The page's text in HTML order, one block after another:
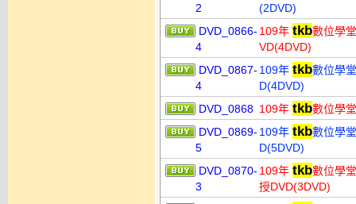
2
(2DVD)
DVD_0866-
4
109年 tkb數位學
VD(4DVD)
DVD_0867-
4
109年 tkb數位學
D(4DVD)
DVD_0868 109年 tkb數位學
DVD_0869-
5
109年 tkb數位學
D(5DVD)
DVD_0870-
3
109年 tkb數位學
授DVD(3DVD)